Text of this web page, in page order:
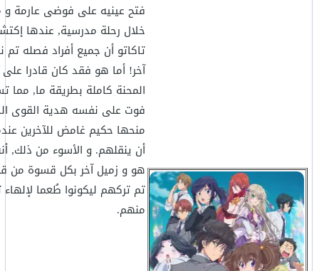
فتح عينيه على فوضى عارمة
خلال رحلة مدرسية, عندها
تاكاتو أن جميع أفراد فصله تم
آخر! أما هو فقد كان قادرا على
المحنة كاملة بطريقة ما, مما
فوت على نفسه هدية القوى
منحها حكيم غامض للآخرين
أن ينقلهم. و الأسوء من ذلك,
هو و زميل آخر بكل قسوة من
تم تركهم ليكونوا طُعما لإلهاء
منهم.